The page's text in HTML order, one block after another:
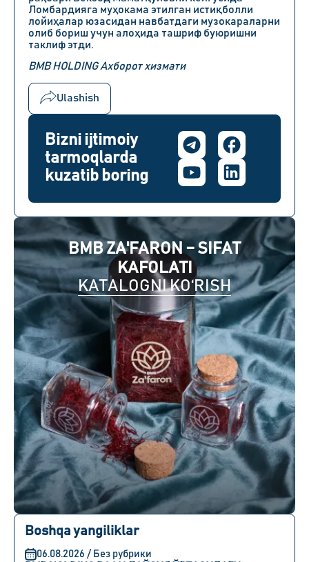
BMB ZA'FARON – SIFAT
KAFOLATI
KATALOGNI KO‘RISH
Boshqa yangiliklar
06.08.2026 / Без рубрики
Ломбардияга муҳокама этилган истиқболли
лойиҳалар юзасидан навбатдаги музокараларни
олиб бориш учун алоҳида ташриф буюришни
таклиф этди.
BMB HOLDING Ахборот хизмати
Ulashish
Bizni ijtimoiy
tarmoqlarda
kuzatib boring